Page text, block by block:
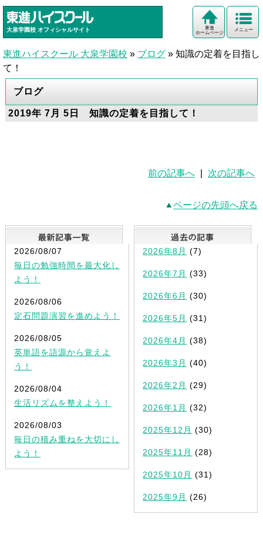
大泉学園校 オフィシャルサイト メニュー
東進
ホームページ
東進ハイスクール 大泉学園校 » ブログ » 知識の定着を目指し
て！
ブログ
2019年 7月 5日 知識の定着を目指して！
前の記事へ 次の記事へ
ページの先頭へ戻る
最新記事一覧
2026/08/07
毎日の勉強時間を最大化し
よう！
2026/08/06
定石問題演習を進めよう！
2026/08/05
英単語を語源から覚えよ
う！
2026/08/04
生活リズムを整えよう！
2026/08/03
毎日の積み重ねを大切にし
よう！
2026年8月 (7)
2026年7月 (33)
2026年6月 (30)
2026年5月 (31)
2026年4月 (38)
2026年3月 (40)
2026年2月 (29)
2026年1月 (32)
2025年12月 (30)
2025年11月 (28)
2025年10月 (31)
2025年9月 (26)